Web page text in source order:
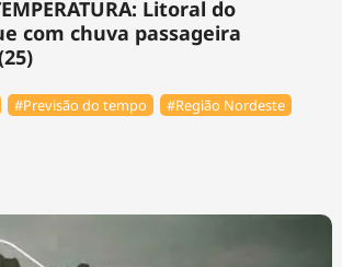
Litoral do
com chuva passageira
#Previsão do tempo
#Região Nordeste